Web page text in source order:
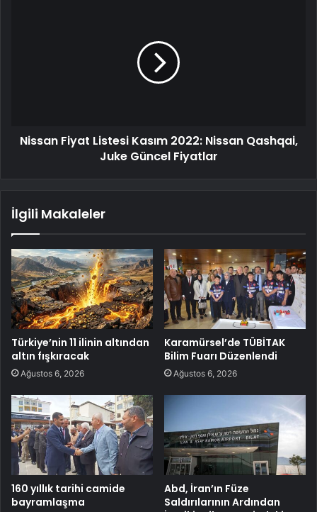
Nissan Fiyat Listesi Kasım 2022: Nissan Qashqai,
Juke Güncel Fiyatlar
İlgili Makaleler
Türkiye’nin 11 ilinin altından
altın fışkıracak
Ağustos 6, 2026
Karamürsel’de TÜBİTAK
Bilim Fuarı Düzenlendi
Ağustos 6, 2026
160 yıllık tarihi camide
bayramlaşma
Abd, İran’ın Füze
Saldırılarının Ardından